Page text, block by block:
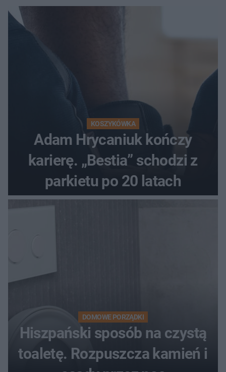
KOSZYKÓWKA
Adam Hrycaniuk kończy
karierę. „Bestia” schodzi z
parkietu po 20 latach
DOMOWE PORZĄDKI
Hiszpański sposób na czystą
toaletę. Rozpuszcza kamień i